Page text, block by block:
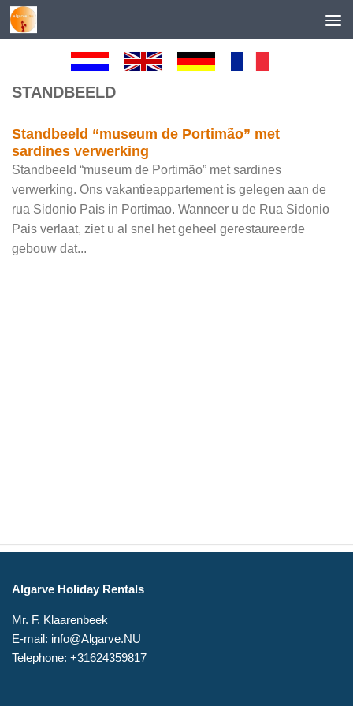
Skip to content
STANDBEELD
Standbeeld “museum de Portimão” met
sardines verwerking
Standbeeld “museum de Portimão” met sardines
verwerking. Ons vakantieappartement is gelegen aan de
rua Sidonio Pais in Portimao. Wanneer u de Rua Sidonio
Pais verlaat, ziet u al snel het geheel gerestaureerde
gebouw dat...
Algarve Holiday Rentals
Mr. F. Klaarenbeek
E-mail: info@Algarve.NU
Telephone: +31624359817